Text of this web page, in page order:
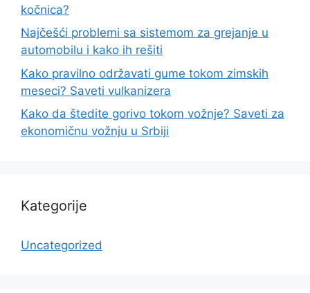
kočnica?
Najčešći problemi sa sistemom za grejanje u
automobilu i kako ih rešiti
Kako pravilno održavati gume tokom zimskih
meseci? Saveti vulkanizera
Kako da štedite gorivo tokom vožnje? Saveti za
ekonomičnu vožnju u Srbiji
Kategorije
Uncategorized